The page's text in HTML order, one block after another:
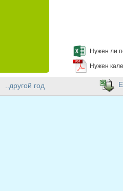
Нужен ли
Нужен
..другой год